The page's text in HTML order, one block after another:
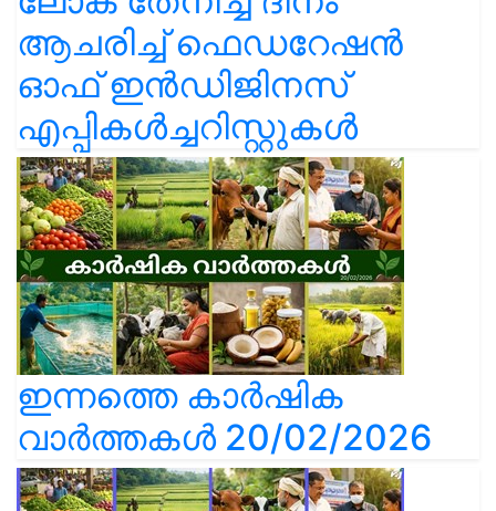
ആചരിച്ച് ഫെഡറേഷൻ
ഓഫ് ഇൻഡിജിനസ്
എപ്പികൾച്ചറിസ്റ്റുകൾ
ഇന്നത്തെ കാർഷിക
വാർത്തകൾ 20/02/2026